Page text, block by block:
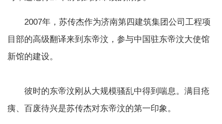
2007年，苏传杰作为济南第四建筑集团公司工程项
目部的高级翻译来到东帝汶，参与中国驻东帝汶大使馆
新馆的建设。
彼时的东帝汶刚从大规模骚乱中得到喘息。满目疮
痍、百废待兴是苏传杰对东帝汶的第一印象。